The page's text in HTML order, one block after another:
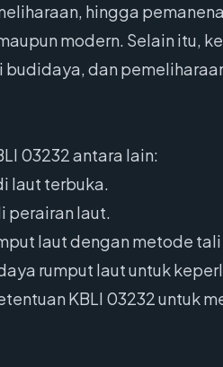
hingga
modern. Selain itu,
dan
03232 antara lain:
laut terbuka.
perairan laut.
laut dengan metode
rumput laut untuk
KBLI 03232 untuk